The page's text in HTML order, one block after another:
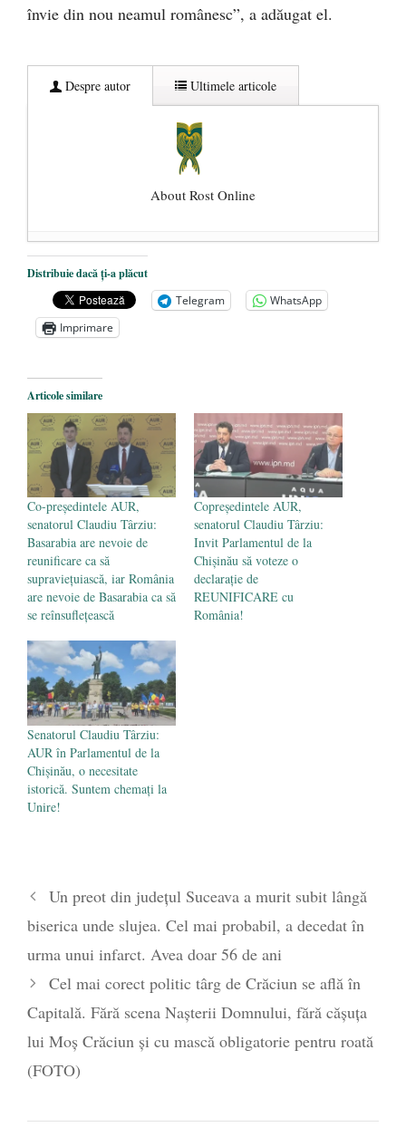
învie din nou neamul românesc”, a adăugat el.
Despre autor Ultimele articole
About Rost Online
Dezvăluiri cutremurătoare despre
președintele Ucrainei, Volodymyr
Zelensky
- 13 mai 2026
Statul care servește Națiunea
Legea Vexler produce efecte. Bustul
poetului Octavian Goga, înlăturat din Iași
- 16 aprilie 2026
Distribuie dacă ți-a plăcut
Telegram
WhatsApp
Imprimare
Articole similare
Co-președintele AUR,
senatorul Claudiu Târziu:
Basarabia are nevoie de
reunificare ca să
supraviețuiască, iar România
are nevoie de Basarabia ca să
se reînsuflețească
Copreședintele AUR,
senatorul Claudiu Târziu:
Invit Parlamentul de la
Chișinău să voteze o
declarație de
REUNIFICARE cu
România!
Senatorul Claudiu Târziu:
AUR în Parlamentul de la
Chișinău, o necesitate
istorică. Suntem chemați la
Unire!
Un preot din județul Suceava a murit subit lângă
biserica unde slujea. Cel mai probabil, a decedat în
urma unui infarct. Avea doar 56 de ani
Cel mai corect politic târg de Crăciun se află în
Capitală. Fără scena Nașterii Domnului, fără cășuța
lui Moș Crăciun și cu mască obligatorie pentru roată
(FOTO)